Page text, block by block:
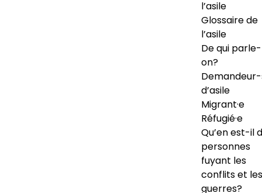
l’asile
Glossaire de
l’asile
De qui
on?
d’asile
Migrant·e
Réfugié·e
Qu’en est-il
personnes
fuyant les
conflits et les
guerres?